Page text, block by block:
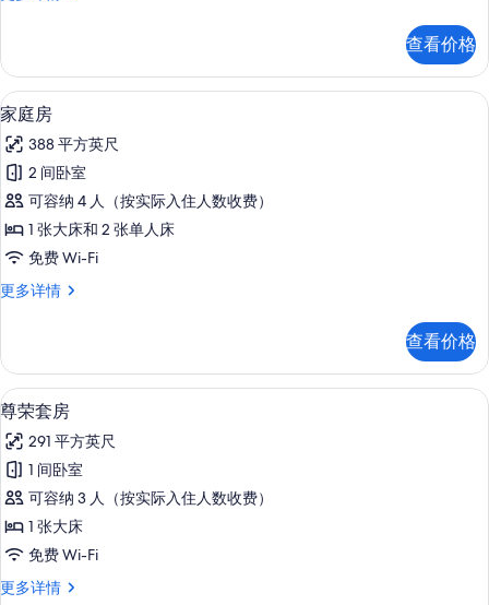
照
片
更
多
信
息
查看价格
显
示
家
庭
房
的
有
片
家庭房 | 高档床上用品、客房内保险
4
家庭房
388 平方英尺
2 间卧室
可容纳 4 人（按实际入住人数收费）
1 张大床和 2 张单人床
免费 Wi-Fi
更多详情
家
多
信
息
查看价格
显
示
尊
荣
套
房
所
尊荣套房 | 高档床上用品、客房内保
4
尊荣套房
291 平方英尺
1 间卧室
可容纳 3 人（按实际入住人数收费）
1 张大床
免费 Wi-Fi
更多详情
尊